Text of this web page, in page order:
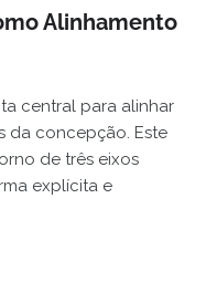
Alinhamento
central para alinhar
da concepção. Este
de três eixos
explícita e